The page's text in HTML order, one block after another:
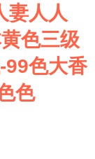
妻人人
色三级
99色大香
色